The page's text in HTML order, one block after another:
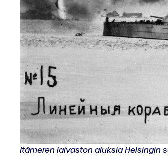
Itämeren laivaston aluksia Helsingin